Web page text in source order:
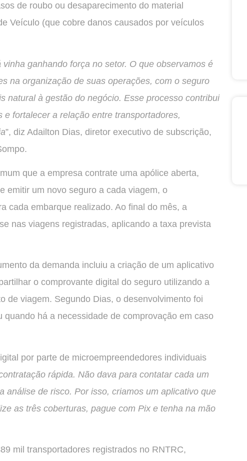
de roubo ou desaparecimento do material
Veículo (que cobre danos causados por veículos
ganhando força no setor. O que observamos é
na organização de suas operações, com o seguro
natural à gestão do negócio. Esse processo contribui
fortalecer a relação entre transportadores,
”, diz Adailton Dias, diretor executivo de subscrição,
que a empresa contrate uma apólice aberta,
emitir um novo seguro a cada viagem, o
cada embarque realizado. Ao final do mês, a
nas viagens registradas, aplicando a taxa prevista
da demanda incluiu a criação de um aplicativo
o comprovante digital do seguro utilizando a
de viagem. Segundo Dias, o desenvolvimento foi
há a necessidade de comprovação em caso
por parte de microempreendedores individuais
rápida. Não dava para contatar cada um
análise de risco. Por isso, criamos um aplicativo que
as três coberturas, pague com Pix e tenha na mão
mil transportadores registrados no RNTRC,